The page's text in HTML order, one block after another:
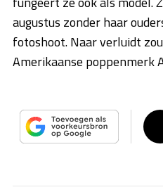
augustus zonder haar
fotoshoot. Naar verluidt
Amerikaanse poppenmerk